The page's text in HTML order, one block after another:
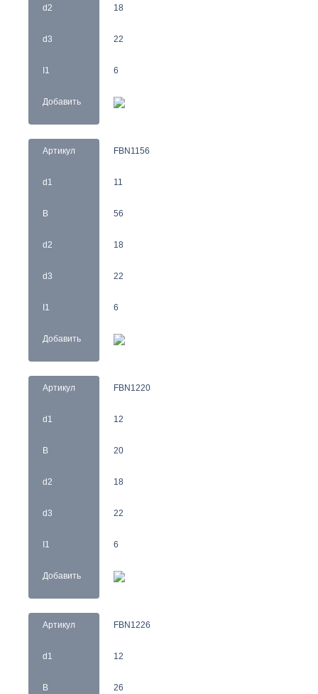
d2
d3
I1
Добавить
18
22
6
Артикул
d1
B
d2
d3
I1
Добавить
FBN1156
11
56
18
22
6
Артикул
d1
B
d2
d3
I1
Добавить
FBN1220
12
20
18
22
6
Артикул
d1
B
FBN1226
12
26